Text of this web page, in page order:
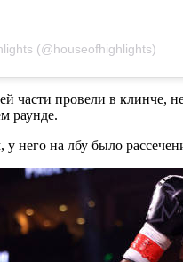
(@houseofhighlights)
части провели в клинче,
раунде.
него на лбу было